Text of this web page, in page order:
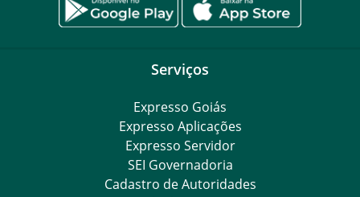
Serviços
Expresso Goiás
Expresso Aplicações
Expresso Servidor
SEI Governadoria
Cadastro de Autoridades